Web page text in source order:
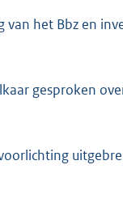
het Bbz en
gesproken